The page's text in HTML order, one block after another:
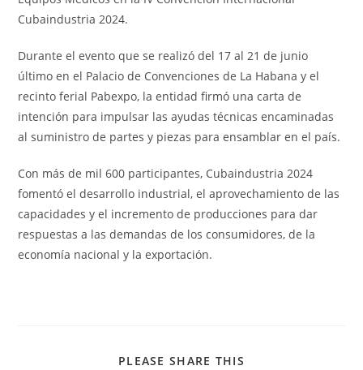
Cubaindustria 2024.
Durante el evento que se realizó del 17 al 21 de junio
último en el Palacio de Convenciones de La Habana y el
recinto ferial Pabexpo, la entidad firmó una carta de
intención para impulsar las ayudas técnicas encaminadas
al suministro de partes y piezas para ensamblar en el país.
Con más de mil 600 participantes, Cubaindustria 2024
fomentó el desarrollo industrial, el aprovechamiento de las
capacidades y el incremento de producciones para dar
respuestas a las demandas de los consumidores, de la
economía nacional y la exportación.
PLEASE SHARE THIS